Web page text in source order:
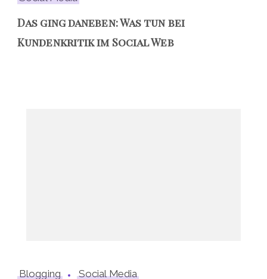
Das ging daneben: Was tun bei
Kundenkritik im Social Web
Blogging Social Media